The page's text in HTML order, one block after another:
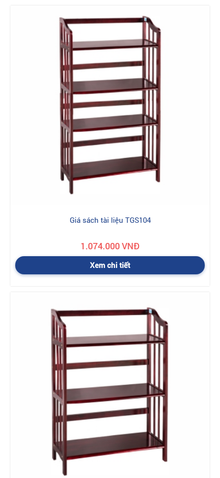
Giá sách tài liệu TGS104
1.074.000 VNĐ
Xem chi tiết